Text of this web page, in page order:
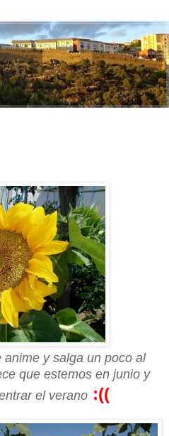
anime y salga un poco al
que estemos en junio y
el verano:((